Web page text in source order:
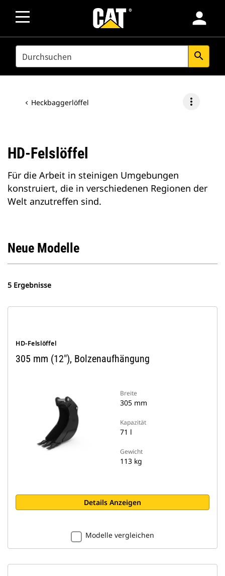
person
SEARCH search
Heckbaggerlöffel more_vert
HD-Felslöffel
Für die Arbeit in steinigen Umgebungen
konstruiert, die in verschiedenen Regionen der
Welt anzutreffen sind.
Neue Modelle
5 Ergebnisse
HD-Felslöffel
305 mm (12"), Bolzenaufhängung
Breite
305 mm
Kapazität
71 l
Gewicht
113 kg
Details Anzeigen
Modelle vergleichen